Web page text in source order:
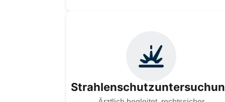
Wir bieten Ihnen betriebsärztliche
Strahlenschutzuntersuchungen, um die
gesundheitliche Eignung Ihrer Mitarbeiter im
sicherzustellen und gesetzliche Vorgaben zu
erfüllen.